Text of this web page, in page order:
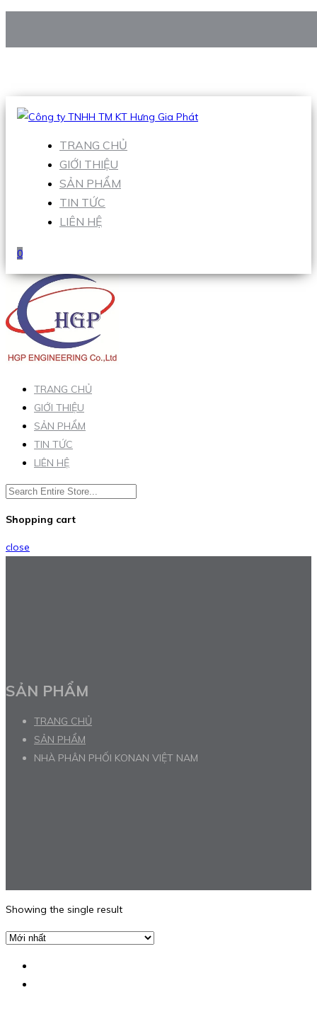
Hotline:0938 906 663
TRANG CHỦ
GIỚI THIỆU
SẢN PHẨM
TIN TỨC
LIÊN HỆ
0
TRANG CHỦ
GIỚI THIỆU
SẢN PHẨM
TIN TỨC
LIÊN HỆ
Shopping cart
close
SẢN PHẨM
TRANG CHỦ
SẢN PHẨM
NHÀ PHÂN PHỐI KONAN VIỆT NAM
Showing the single result